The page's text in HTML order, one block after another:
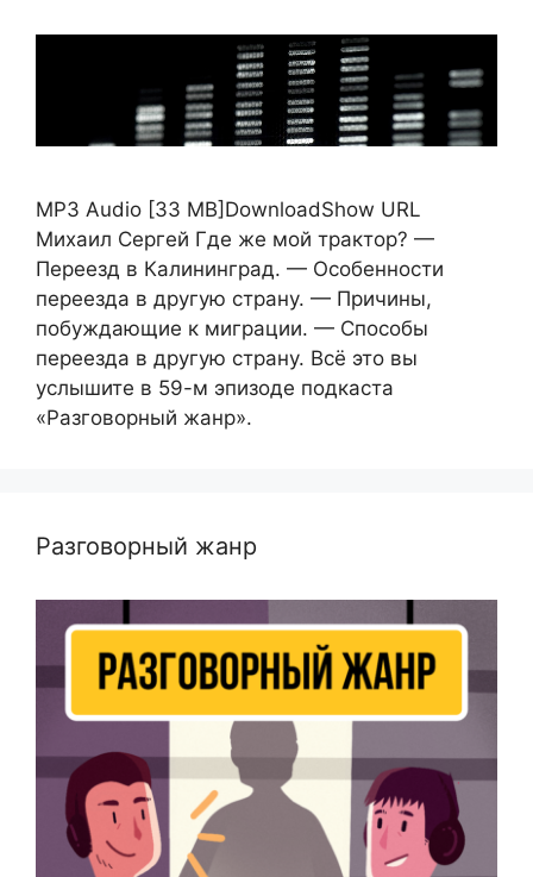
MP3 Audio [33 MB]DownloadShow URL
Михаил Сергей Где же мой трактор? —
Переезд в Калининград. — Особенности
переезда в другую страну. — Причины,
побуждающие к миграции. — Способы
переезда в другую страну. Всё это вы
услышите в 59-м эпизоде подкаста
«Разговорный жанр».
Разговорный жанр